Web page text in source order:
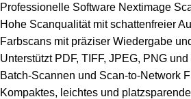
Professionelle Software Nextimage
Hohe Scanqualität mit schattenfreier
Farbscans mit präziser Wiedergabe
Unterstützt PDF, TIFF, JPEG, PNG
Batch-Scannen und Scan-to-Network
Kompaktes, leichtes und